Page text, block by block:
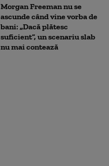
Morgan Freeman nu se
ascunde când vine vorba de
bani: „Dacă plătesc
suficient”, un scenariu slab
nu mai contează